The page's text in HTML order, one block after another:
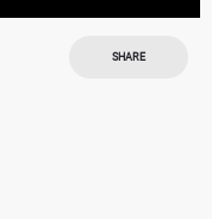
SHARE